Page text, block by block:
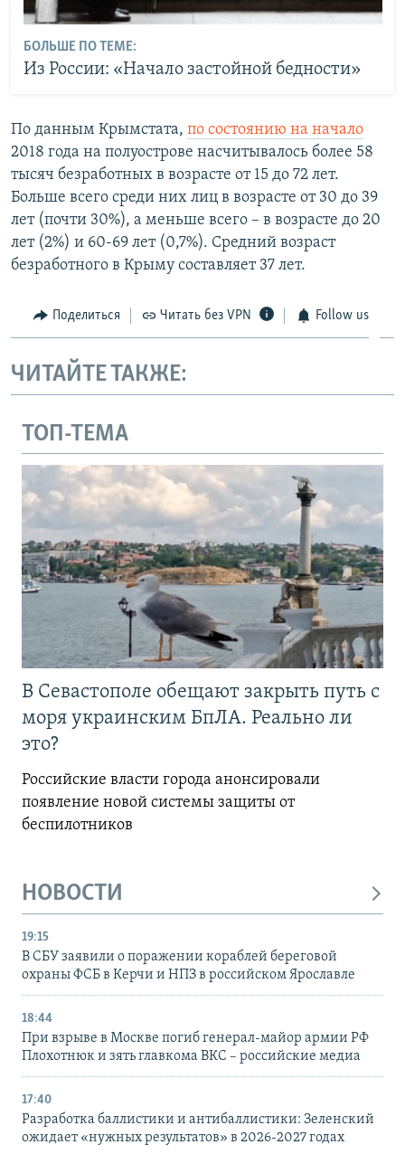
БОЛЬШЕ ПО ТЕМЕ:
Из России: «Начало застойной бедности»
По данным Крымстата, по состоянию на начало
2018 года на полуострове насчитывалось более 58
тысяч безработных в возрасте от 15 до 72 лет. ​
Больше всего среди них лиц в возрасте от 30 до 39
лет (почти 30%), а меньше всего – в возрасте до 20
лет (2%) и 60-69 лет (0,7%). Средний возраст
безработного в Крыму составляет 37 лет.
Поделиться Читать без VPN Follow us
ЧИТАЙТЕ ТАКЖЕ:
ТОП-ТЕМА
В Севастополе обещают закрыть путь с
моря украинским БпЛА. Реально ли
это?
Российские власти города анонсировали
появление новой системы защиты от
беспилотников
НОВОСТИ
19:15
В СБУ заявили о поражении кораблей береговой
охраны ФСБ в Керчи и НПЗ в российском Ярославле
18:44
При взрыве в Москве погиб генерал-майор армии РФ
Плохотнюк и зять главкома ВКС – российские медиа
17:40
Разработка баллистики и антибаллистики: Зеленский
ожидает «нужных результатов» в 2026-2027 годах